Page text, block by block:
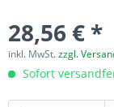
28,56 € *
inkl. MwSt.zzgl.
Sofort